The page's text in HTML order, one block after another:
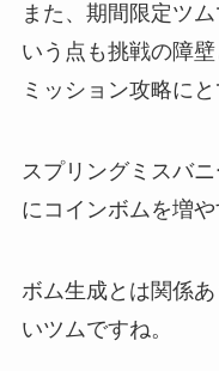
また、期間限定ツ
いう点も挑戦の障
ミッション攻略にと
スプリングミスバ
にコインボムを増
ボム生成とは関係
いツムですね。